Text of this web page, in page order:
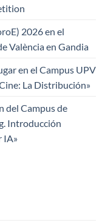
2026 en el
València en Gandia
en el Campus UPV
La Distribución»
del Campus de
Introducción
IA»